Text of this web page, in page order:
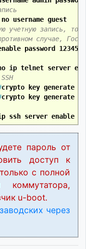
username guest
учетную запись, то
случае,
password
ip telnet server
crypto key generate
crypto key generate
ssh server enable
пароль от
доступ к
с полной
коммутатора,
u-boot.
через